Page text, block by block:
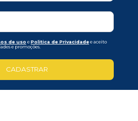
de uso ePolitica de Privacidadee aceito
e promoções.
CADASTRAR